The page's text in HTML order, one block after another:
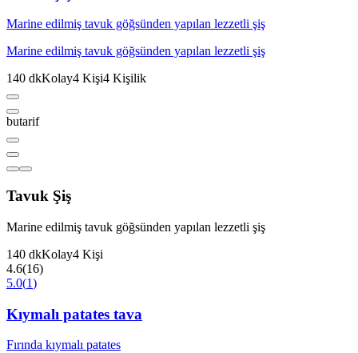
Marine edilmiş tavuk göğsünden yapılan lezzetli şiş
Marine edilmiş tavuk göğsünden yapılan lezzetli şiş
140 dkKolay4 Kişi4 Kişilik
butarif
Tavuk Şiş
Marine edilmiş tavuk göğsünden yapılan lezzetli şiş
140 dkKolay4 Kişi
4.6(16)
5.0(1)
Kıymalı patates tava
Fırında kıymalı patates